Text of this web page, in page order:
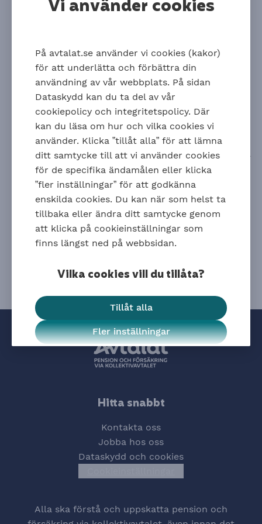
Alla nyheter
1 november 2023
Exempel på extra
inbetalningar
Löneväxling, avgångsvederlag och bonus är exempel
på extra inbetalningar till en anställds
tjänstepension. Om det är aktuellt behöver du ha
koll på reglerna för skatteavdrag.
Känner du dig osäker på vad som gäller?
Välkommen att kontakta oss, vår kundservice
hjälper dig med alla dina frågor.
Hitta snabbt
Kontakta oss
Jobba hos oss
Dataskydd och cookies
Alla ska förstå och uppskatta pension och
Vi använder cookies
På avtalat.se använder vi cookies (kakor)
för att underlätta och förbättra din
användning av vår webbplats. På sidan
Dataskydd kan du ta del av vår
cookiepolicy och integritetspolicy. Där
kan du läsa om hur och vilka cookies vi
använder. Klicka ”tillåt alla” för att lämna
ditt samtycke till att vi använder cookies
för de specifika ändamålen eller klicka
”fler inställningar” för att godkänna
enskilda cookies. Du kan när som helst ta
tillbaka eller ändra ditt samtycke genom
att klicka på cookieinställningar som
finns längst ned på webbsidan.
Vilka cookies vill du tillåta?
Tillåt alla
Fler inställningar